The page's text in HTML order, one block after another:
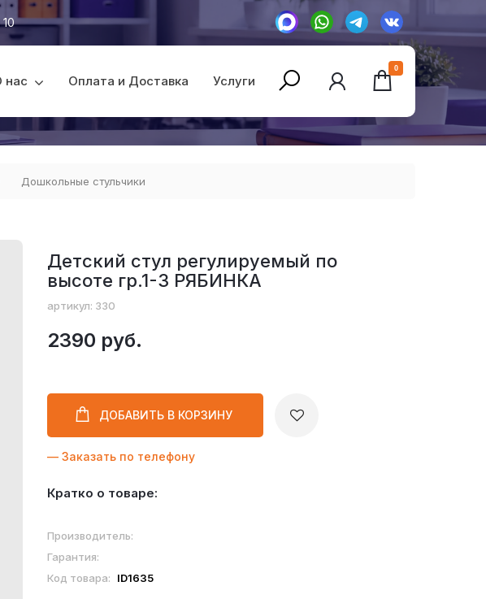
нас Оплата и Доставка Услуги
0
Дошкольные стульчики
Детский стул регулируемый по
высоте гр.1-3 РЯБИНКА
артикул: 330
2390 руб.
ДОБАВИТЬ В КОРЗИНУ
— Заказать по телефону
Кратко о товаре:
Производитель:
Гарантия:
Код товара:
ID1635